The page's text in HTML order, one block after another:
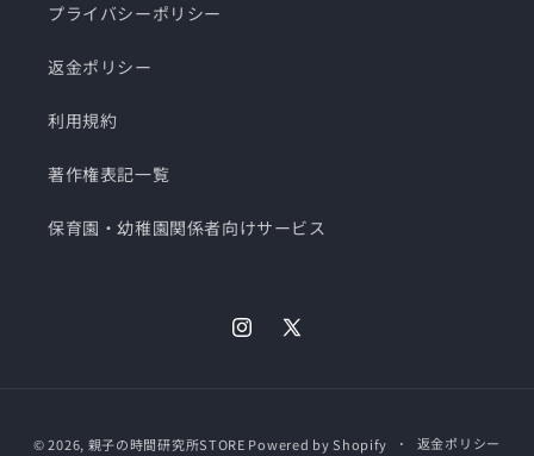
プライバシーポリシー
返金ポリシー
利用規約
著作権表記一覧
保育園・幼稚園関係者向けサービス
Instagram
X
© 2026, 親子の時間研究所STORE Powered by Shopify 返金ポリシー